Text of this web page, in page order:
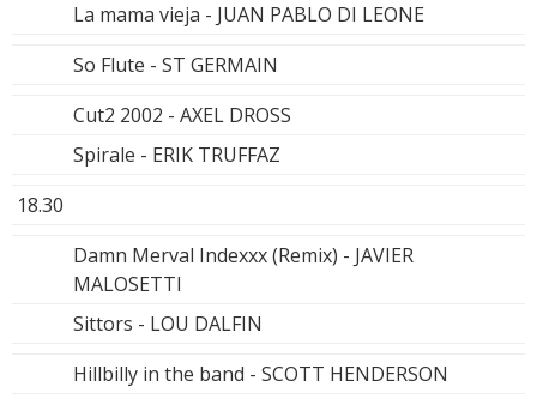
La mama vieja - JUAN PABLO DI LEONE
So Flute - ST GERMAIN
Cut2 2002 - AXEL DROSS
Spirale - ERIK TRUFFAZ
18.30
Damn Merval Indexxx (Remix) - JAVIER
MALOSETTI
Sittors - LOU DALFIN
Hillbilly in the band - SCOTT HENDERSON